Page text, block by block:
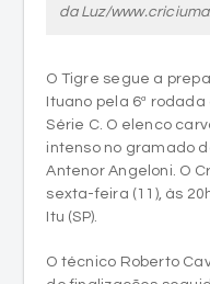
O Tigre segue a
intenso no gramado
Antenor Angeloni. O
sexta-feira (11), às
Itu (SP).
O técnico Roberto
de finalizações